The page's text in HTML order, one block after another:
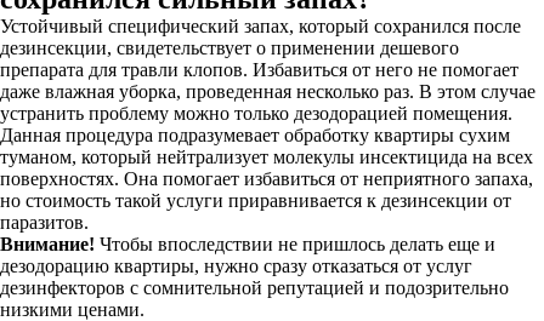
Устойчивый специфический запах, который сохранился после
дезинсекции, свидетельствует о применении дешевого
препарата для травли клопов. Избавиться от него не помогает
даже влажная уборка, проведенная несколько раз. В этом случае
устранить проблему можно только дезодорацией помещения.
Данная процедура подразумевает обработку квартиры сухим
туманом, который нейтрализует молекулы инсектицида на всех
поверхностях. Она помогает избавиться от неприятного запаха,
но стоимость такой услуги приравнивается к дезинсекции от
паразитов.
Внимание! Чтобы впоследствии не пришлось делать еще и
дезодорацию квартиры, нужно сразу отказаться от услуг
дезинфекторов с сомнительной репутацией и подозрительно
низкими ценами.